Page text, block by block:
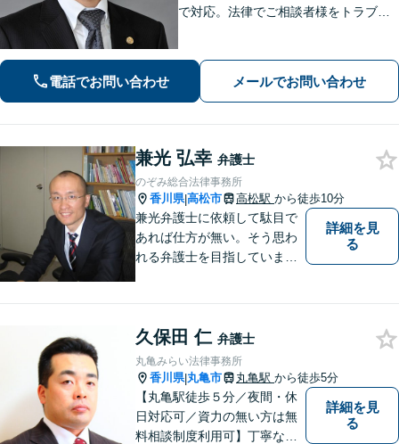
で対応。法律でご相談者様をトラブル
人として、誠心誠意ご対応します。お
気軽にご連絡ください。
電話でお問い合わせ メールでお問い合わせ
兼光 弘幸 弁護士
のぞみ総合法律事務所
香川県|高松市 高松駅 から徒歩10分
兼光弁護士に依頼して駄目で
あれば仕方が無い。そう思わ
れる弁護士を目指していま
詳細を見
る
久保田 仁 弁護士
丸亀みらい法律事務所
香川県|丸亀市 丸亀駅 から徒歩5分
【丸亀駅徒歩５分／夜間・休
日対応可／資力の無い方は無
料相談制度利用可】丁寧な対
詳細を見
る